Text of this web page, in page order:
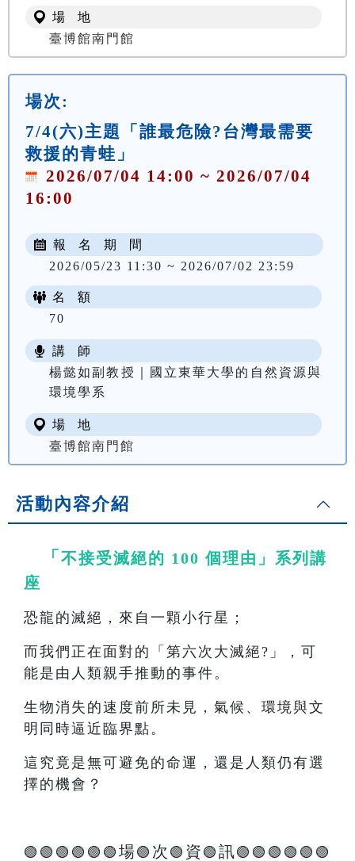
場 地
臺博館南門館
場次:
7/4(六)主題「誰最危險?台灣最需要
救援的青蛙」
2026/07/04 14:00 ~ 2026/07/04
16:00
報 名 期 間
2026/05/23 11:30 ~ 2026/07/02 23:59
名 額
70
講 師
楊懿如副教授｜國立東華大學的自然資源與
環境學系
場 地
臺博館南門館
活動內容介紹
「 不接受滅絕的 100 個理由」系列講
座
恐龍的滅絕，來自一顆小行星；
而我們正在面對的「第六次大滅絕?」，可
能是由人類親手推動的事件。
生物消失的速度前所未見，氣候、環境與文
明同時逼近臨界點。
這究竟是無可避免的命運，還是人類仍有選
擇的機會？
🟢🟢🟢🟢🟢🟢 場🟢 次 🟢 資 🟢 訊🟢🟢🟢🟢🟢🟢